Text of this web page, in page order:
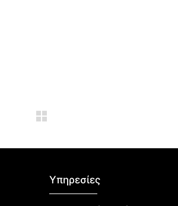
Υπηρεσίες